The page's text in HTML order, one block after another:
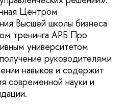
Центром
Высшей школы бизнеса
тренинга АРБ Про
университетом
руководителями
навыков и содержит
современной науки и